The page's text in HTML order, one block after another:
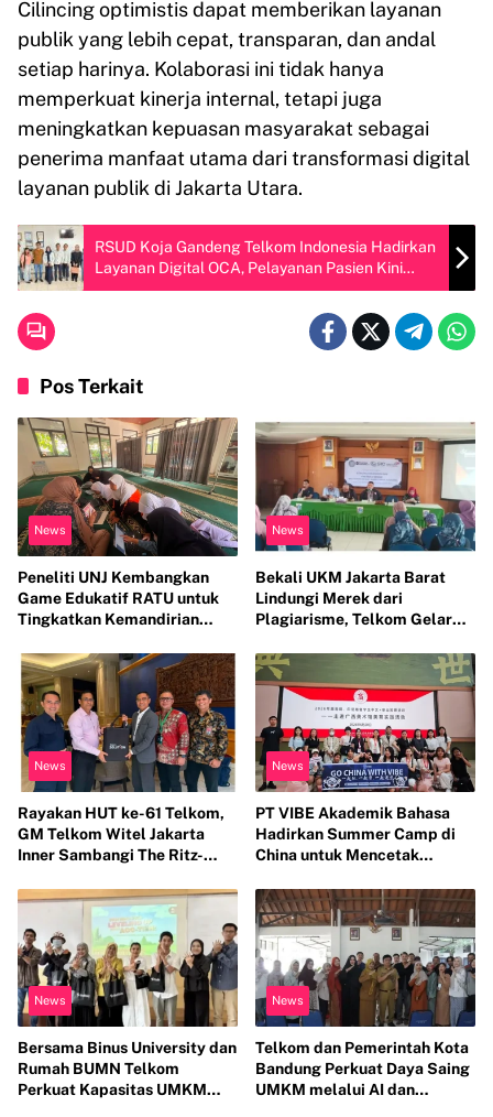
Cilincing optimistis dapat memberikan layanan
publik yang lebih cepat, transparan, dan andal
setiap harinya. Kolaborasi ini tidak hanya
memperkuat kinerja internal, tetapi juga
meningkatkan kepuasan masyarakat sebagai
penerima manfaat utama dari transformasi digital
layanan publik di Jakarta Utara.
RSUD Koja Gandeng Telkom Indonesia Hadirkan
Layanan Digital OCA, Pelayanan Pasien Kini
Lebih Cepat & Transparan!
Pos Terkait
News
Peneliti UNJ Kembangkan
Game Edukatif RATU untuk
Tingkatkan Kemandirian
Anak Hambatan Intelektual
News
Bekali UKM Jakarta Barat
Lindungi Merek dari
Plagiarisme, Telkom Gelar
News
Rayakan HUT ke-61 Telkom,
GM Telkom Witel Jakarta
Inner Sambangi The Ritz-
Sinergi Digital untuk Industri
Hospitality
News
PT VIBE Akademik Bahasa
Hadirkan Summer Camp di
China untuk Mencetak
News
Bersama Binus University dan
Rumah BUMN Telkom
Perkuat Kapasitas UMKM
News
Telkom dan Pemerintah Kota
Bandung Perkuat Daya Saing
UMKM melalui AI dan